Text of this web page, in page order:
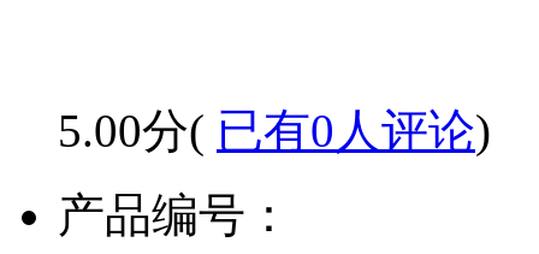
5.00分( 已有0人评论)
产品编号：